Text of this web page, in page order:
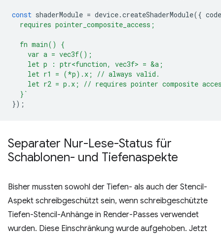
const shaderModule = device.createShaderModule({ code
  requires pointer_composite_access;
  fn main() {
    var a = vec3f();
    let p : ptr<function, vec3f> = &a;
    let r1 = (*p).x; // always valid.
let r2 = p.x; // requires pointer composite
  }`
});
Separater Nur-Lese-Status für
Schablonen- und Tiefenaspekte
Bisher mussten sowohl der Tiefen- als auch der Stencil-
Aspekt schreibgeschützt sein, wenn schreibgeschützte
Tiefen-Stencil-Anhänge in Render-Passes verwendet
wurden. Diese Einschränkung wurde aufgehoben. Jetzt